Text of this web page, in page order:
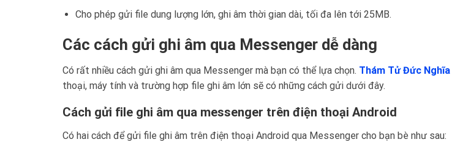
Cho phép gửi file dung lượng lớn, ghi âm thời gian dài, tối đa lên tới 25MB.
Các cách gửi ghi âm qua Messenger dễ dàng
Có rất nhiều cách gửi ghi âm qua Messenger mà bạn có thể lựa chọn. Thám Tử Đức Nghĩa
thoại, máy tính và trường hợp file ghi âm lớn sẽ có những cách gửi dưới đây.
Cách gửi file ghi âm qua messenger trên điện thoại Android
Có hai cách để gửi file ghi âm trên điện thoại Android qua Messenger cho bạn bè như sau: